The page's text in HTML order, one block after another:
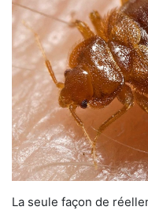
La seule façon de